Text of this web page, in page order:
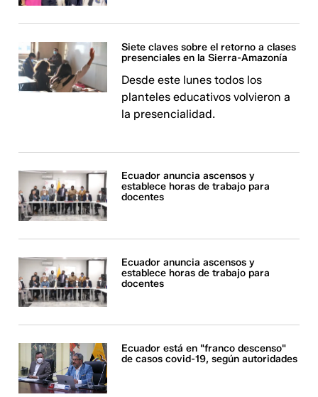
Siete claves sobre el retorno a clases
presenciales en la Sierra-Amazonía
Desde este lunes todos los
planteles educativos volvieron a
la presencialidad.
Ecuador anuncia ascensos y
establece horas de trabajo para
docentes
Ecuador anuncia ascensos y
establece horas de trabajo para
docentes
Ecuador está en "franco descenso"
de casos covid-19, según autoridades